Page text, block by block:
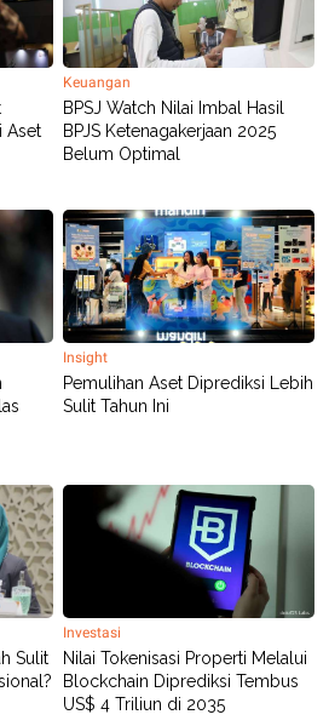
Aset
Keuangan
BPSJ Watch Nilai Imbal Hasil
BPJS Ketenagakerjaan 2025
Belum Optimal
Insight
Pemulihan Aset Diprediksi Lebih
Sulit Tahun Ini
Sulit
Investasi
Nilai Tokenisasi Properti Melalui
Blockchain Diprediksi Tembus
US$ 4 Triliun di 2035